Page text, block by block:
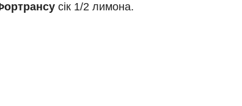
сік 1/2 лимона.